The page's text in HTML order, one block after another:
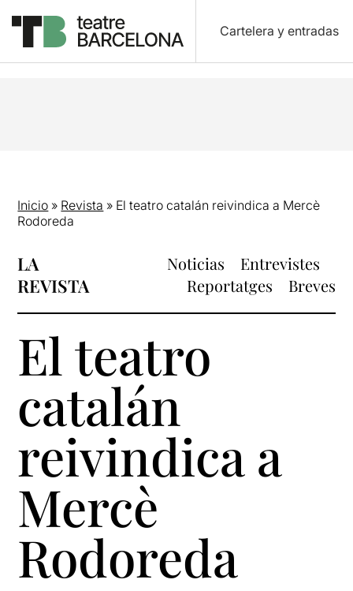
Cartelera y entradas
Inicio » Revista » El teatro catalán reivindica a Mercè
Rodoreda
LA
REVISTA
Noticias
Entrevistes
Reportatges
Breves
El teatro
catalán
reivindica a
Mercè
Rodoreda